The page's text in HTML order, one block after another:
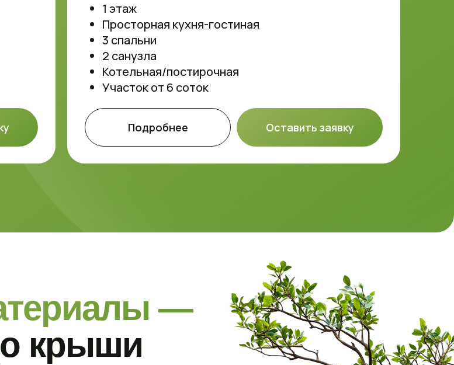
Оставить заявку
Подробнее
1 этаж
Просторная кухня-гостиная
3 спальни
2 санузла
Котельная/постирочная
Участок от 6 соток
—
крыши